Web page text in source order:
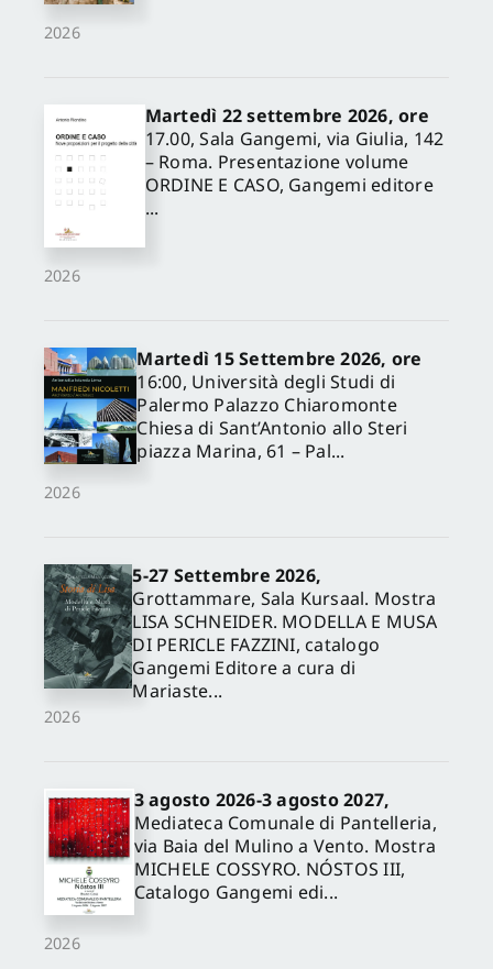
2026
2026
Martedì 22 settembre 2026, ore
17.00, Sala Gangemi, via Giulia, 142
– Roma. Presentazione volume
ORDINE E CASO, Gangemi editore
...
2026
Martedì 15 Settembre 2026, ore
16:00, Università degli Studi di
Palermo Palazzo Chiaromonte
Chiesa di Sant’Antonio allo Steri
piazza Marina, 61 – Pal...
2026
5-27 Settembre 2026,
Grottammare, Sala Kursaal. Mostra
LISA SCHNEIDER. MODELLA E MUSA
DI PERICLE FAZZINI, catalogo
Gangemi Editore a cura di
Mariaste...
2026
3 agosto 2026-3 agosto 2027,
Mediateca Comunale di Pantelleria,
via Baia del Mulino a Vento. Mostra
MICHELE COSSYRO. NÓSTOS III,
Catalogo Gangemi edi...